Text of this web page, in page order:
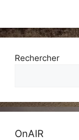
Rechercher
OnAIR